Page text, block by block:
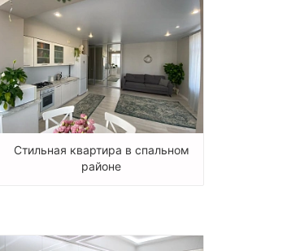
Стильная квартира в спальном
районе